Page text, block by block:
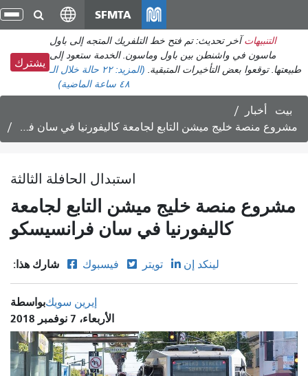
انتقل
إلى
المحتوى
الرئيسي
SFMTA
التنبيهات آخر تحديث: تم فتح خط التلفريك المتجه إلى باول
ماسون في واشنطن بين باول وماسون. الخدمة ستعود إلى
طبيعتها. توقعوا بعض التأخيرات المتبقية. (المزيد:٢٢ حالة
خلال الـ
٤٨ ساعة الماضية)
يشترك
بيت
أخبار
مشروع منصة خليج ميشن التابع لجامعة كاليفورنيا في سان فرانسيسكو
استبدال الحافلة الثالثة
مشروع منصة خليج ميشن التابع لجامعة
كاليفورنيا في سان فرانسيسكو
شارك هذا: فيسبوك تويتر لينكد إن
بواسطةإيرين سويك
الأربعاء، 7 نوفمبر 2018